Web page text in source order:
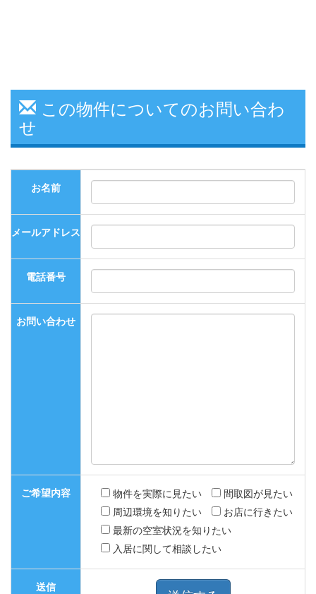
この物件についてのお問い合わ
せ
お名前
メールアドレス
電話番号
お問い合わせ
ご希望内容 物件を実際に見たい
間取図が見たい
周辺環境を知りたい
お店に行きたい
最新の空室状況を知りたい
入居に関して相談したい
送信